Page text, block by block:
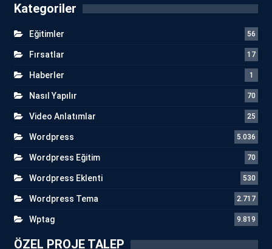
Kategoriler
Eğitimler 56
Fırsatlar 17
Haberler 1
Nasıl Yapılır 70
Video Anlatımlar 25
Wordpress 5.036
Wordpress Eğitim 70
Wordpress Eklenti 530
Wordpress Tema 2.717
Wptag 9.819
ÖZEL PROJE TALEP